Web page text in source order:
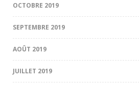
OCTOBRE 2019
SEPTEMBRE 2019
AOÛT 2019
JUILLET 2019